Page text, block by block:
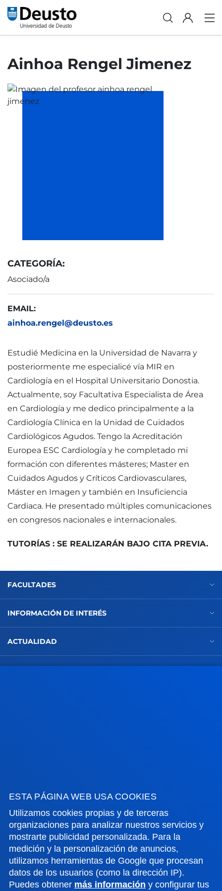
ESTA PÁGINA WEB USA COOKIES
Utilizamos cookies propias y de terceras
organizaciones para analizar nuestros servicios y
mostrarte publicidad personalizada. Para la
medición y la personalización de anuncios,
utilizamos herramientas de Google que procesan
datos de los usuarios (como la dirección IP).
Puedes obtener más información y configurar tus
Ainhoa Rengel Jimenez
CATEGORÍA:
Asociado/a
EMAIL:
ainhoa.rengel@deusto.es
Estudié Medicina en la Universidad de Navarra y
posteriormente me especialicé vía MIR en
Cardiología en el Hospital Universitario Donostia.
Actualmente, soy Facultativa Especialista de Área
en Cardiología y me dedico principalmente a la
Cardiología Clínica en la Unidad de Cuidados
Cardiológicos Agudos. Tengo la Acreditación
Europea ESC Cardiología y he completado mi
formación con diferentes másteres; Master en
Cuidados Agudos y Críticos Cardiovasculares,
Máster en Imagen y también en Insuficiencia
Cardiaca. He presentado múltiples comunicaciones
en congresos nacionales e internacionales.
TUTORÍAS : SE REALIZARÁN BAJO CITA PREVIA.
FACULTADES
INFORMACIÓN DE INTERÉS
ACTUALIDAD
+34 943 326 600
Contacto
Sede Vitoria
Conoce la sede
+34 945 010 114
Contacto